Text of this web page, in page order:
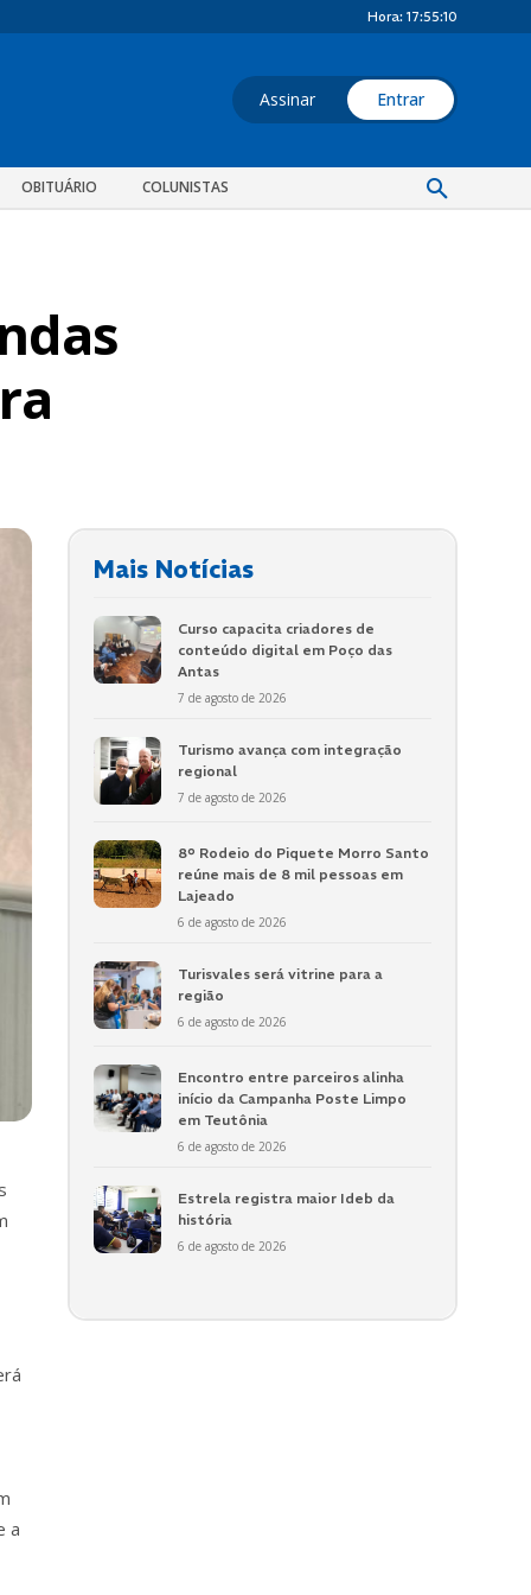
Hora:17:55:11
Assinar Entrar
OBITUÁRIO COLUNISTAS
a
Mais Notícias
Curso capacita criadores de
conteúdo digital em Poço das
Antas
7 de agosto de 2026
Turismo avança com integração
regional
7 de agosto de 2026
8º Rodeio do Piquete Morro Santo
reúne mais de 8 mil pessoas em
Lajeado
6 de agosto de 2026
Turisvales será vitrine para a
região
6 de agosto de 2026
Encontro entre parceiros alinha
início da Campanha Poste Limpo
em Teutônia
6 de agosto de 2026
Estrela registra maior Ideb da
história
6 de agosto de 2026